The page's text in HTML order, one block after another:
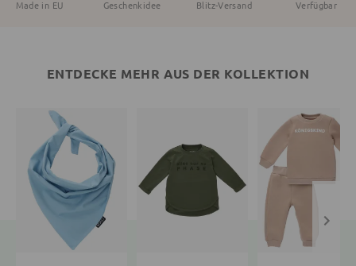
Made in EU Geschenkidee Blitz-Versand Verfügbar
ENTDECKE MEHR AUS DER KOLLEKTION